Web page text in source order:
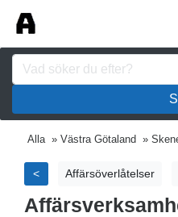
Alla » Västra Götaland »
< Affärsöverlåtelser